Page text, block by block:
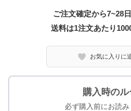
ご注文確定から7~28
送料は1注文あたり
お気に入りに
購入時の
必ず購入前にお読み